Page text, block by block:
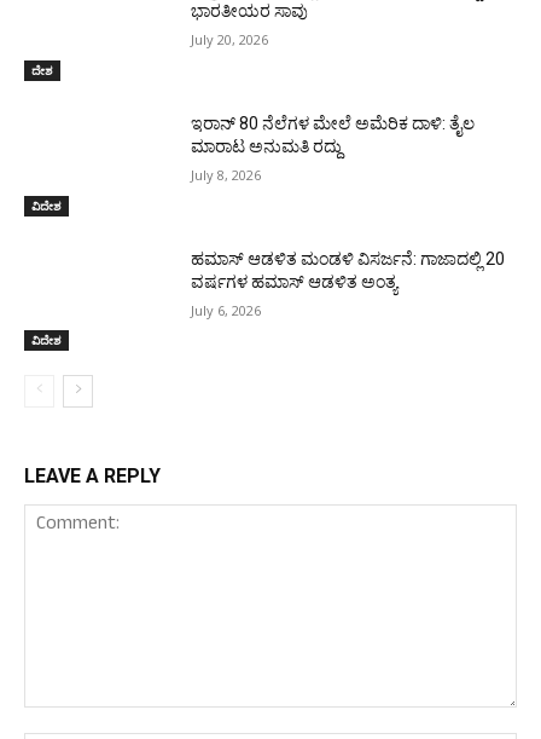
ದೇಶ
ಭಾರತೀಯರ ಸಾವು
July 20, 2026
ವಿದೇಶ
ಇರಾನ್‌ 80 ನೆಲೆಗಳ ಮೇಲೆ ಅಮೆರಿಕ ದಾಳಿ: ತೈಲ
ಮಾರಾಟ ಅನುಮತಿ ರದ್ದು
July 8, 2026
ವಿದೇಶ
ಹಮಾಸ್ ಆಡಳಿತ ಮಂಡಳಿ ವಿಸರ್ಜನೆ: ಗಾಜಾದಲ್ಲಿ 20
ವರ್ಷಗಳ ಹಮಾಸ್ ಆಡಳಿತ ಅಂತ್ಯ
July 6, 2026
LEAVE A REPLY